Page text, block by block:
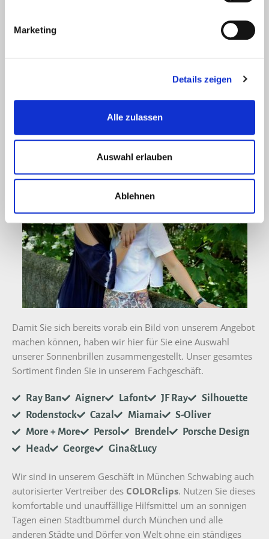
Marketing
Details zeigen
Alle zulassen
Auswahl erlauben
Ablehnen
Damit Sie sich bereits vorab ein Bild von unserem Angebot
machen können, haben wir hier für Sie eine Auswahl
unserer Sonnenbrillen zusammengestellt. Unser gesamtes
Sortiment finden Sie in unserem Fachgeschäft.
Ray Ban Aigner Lafont JF Ray
Silhouette
Rodenstock
Cazal Miamai
S-Oliver
More + More
Persol Brendel
Porsche Design
Head
George Gina&Lucy
Wir sind in unserem Geschäft in München Schwabing auch
autorisierter Vertreiber des COLORclips. Nutzen Sie dieses
komfortable und unauffällige Hilfsmittel um an sonnigen
Tagen einen Stadtbummel durch München und alle
anderen Städte und Dörfer von Welt ohne ein ständiges